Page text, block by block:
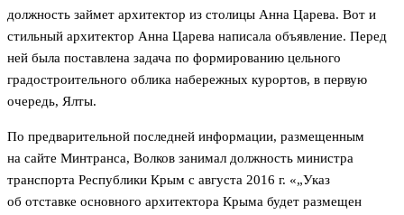
должность займет архитектор из столицы Анна Царева. Вот и
стильный архитектор Анна Царева написала объявление. Перед
ней была поставлена задача по формированию цельного
градостроительного облика набережных курортов, в первую
очередь, Ялты.
По предварительной последней информации, размещенным
на сайте Минтранса, Волков занимал должность министра
транспорта Республики Крым с августа 2016 г. «„Указ
об отставке основного архитектора Крыма будет размещен